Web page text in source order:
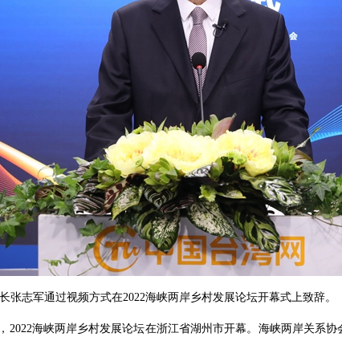
志军通过视频方式在2022海峡两岸乡村发展论坛开幕式上致辞。
海峡两岸乡村发展论坛在浙江省湖州市开幕。海峡两岸关系协